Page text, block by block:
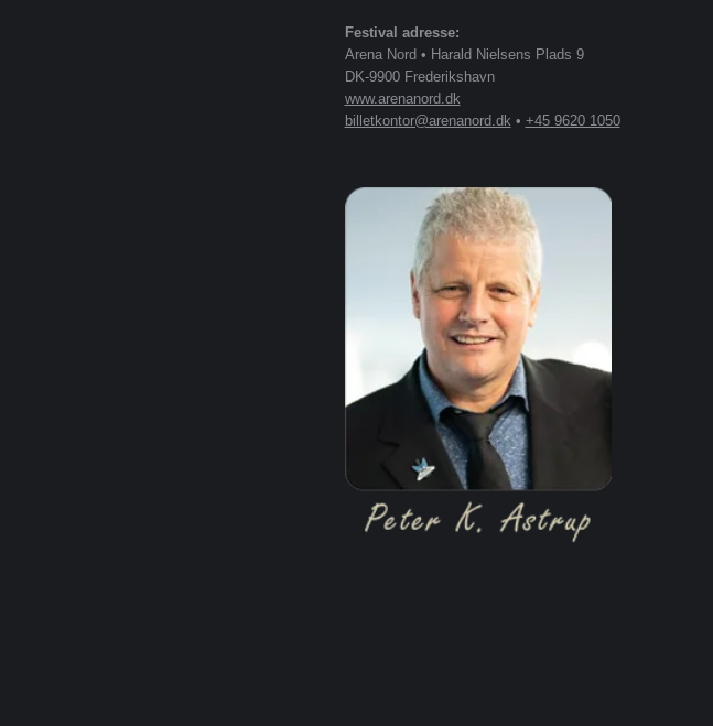
Festival adresse:
Arena Nord • Harald Nielsens Plads 9
DK-9900 Frederikshavn
www.arenanord.dk
billetkontor@arenanord.dk • +45 9620 1050